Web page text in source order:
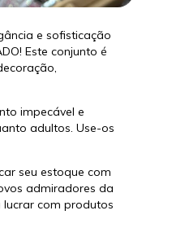
e sofisticação
Este conjunto é
impecável e
adultos. Use-os
seu estoque com
admiradores da
lucrar com produtos